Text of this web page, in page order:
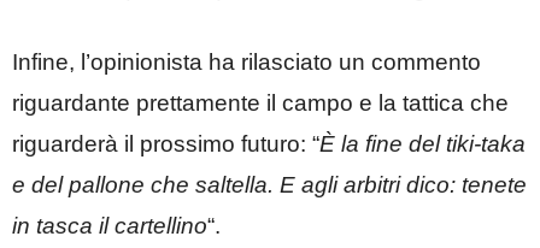
Infine, l’opinionista ha rilasciato un commento
riguardante prettamente il campo e la tattica che
riguarderà il prossimo futuro: “È la fine del tiki-taka
e del pallone che saltella. E agli arbitri dico: tenete
in tasca il cartellino“.